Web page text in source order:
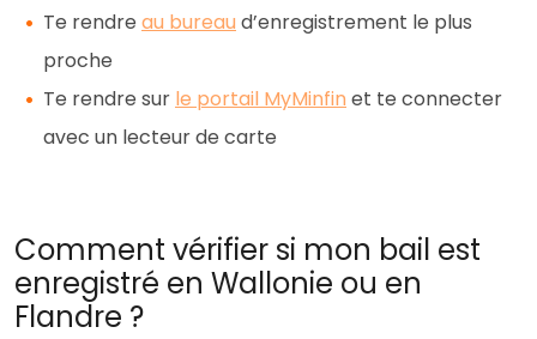
Te rendre au bureau d’enregistrement le plus
proche
Te rendre sur le portail MyMinfin et te connecter
avec un lecteur de carte
Comment vérifier si mon bail est
enregistré en Wallonie ou en
Flandre ?